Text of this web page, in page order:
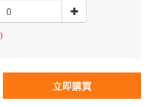
立即購買